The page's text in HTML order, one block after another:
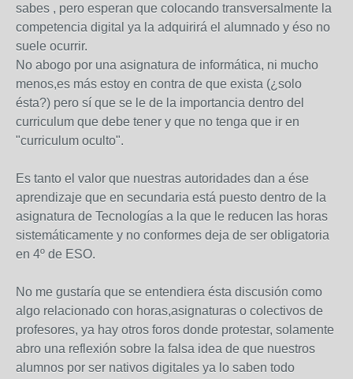
sabes , pero esperan que colocando transversalmente la
competencia digital ya la adquirirá el alumnado y éso no
suele ocurrir.
No abogo por una asignatura de informática, ni mucho
menos,es más estoy en contra de que exista (¿solo
ésta?) pero sí que se le de la importancia dentro del
curriculum que debe tener y que no tenga que ir en
"curriculum oculto".
Es tanto el valor que nuestras autoridades dan a ése
aprendizaje que en secundaria está puesto dentro de la
asignatura de Tecnologías a la que le reducen las horas
sistemáticamente y no conformes deja de ser obligatoria
en 4º de ESO.
No me gustaría que se entendiera ésta discusión como
algo relacionado con horas,asignaturas o colectivos de
profesores, ya hay otros foros donde protestar, solamente
abro una reflexión sobre la falsa idea de que nuestros
alumnos por ser nativos digitales ya lo saben todo